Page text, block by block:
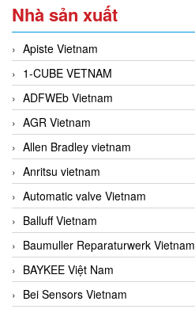
Nhà sản xuất
Apiste Vietnam
1-CUBE VETNAM
ADFWEb Vietnam
AGR Vietnam
Allen Bradley vietnam
Anritsu vietnam
Automatic valve Vietnam
Balluff Vietnam
Baumuller Reparaturwerk Vietnam
BAYKEE Việt Nam
Bei Sensors Vietnam